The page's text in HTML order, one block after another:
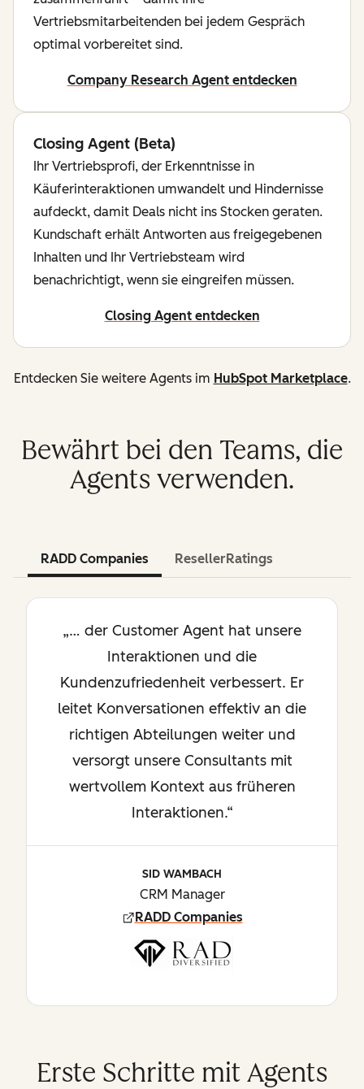
Vertriebsmitarbeitenden bei jedem Gespräch
optimal vorbereitet sind.
Company Research Agent entdecken
Closing Agent (Beta)
Ihr Vertriebsprofi, der Erkenntnisse in
Käuferinteraktionen umwandelt und Hindernisse
aufdeckt, damit Deals nicht ins Stocken geraten.
Kundschaft erhält Antworten aus freigegebenen
Inhalten und Ihr Vertriebsteam wird
benachrichtigt, wenn sie eingreifen müssen.
Closing Agent entdecken
Entdecken Sie weitere Agents im HubSpot Marketplace.
Bewährt bei den Teams, die
Agents verwenden.
RADD Companies ResellerRatings
„… der Customer Agent hat unsere
Interaktionen und die
Kundenzufriedenheit verbessert. Er
leitet Konversationen effektiv an die
richtigen Abteilungen weiter und
versorgt unsere Consultants mit
wertvollem Kontext aus früheren
Interaktionen.“
SID WAMBACH
CRM Manager
RADD Companies
Erste Schritte mit Agents